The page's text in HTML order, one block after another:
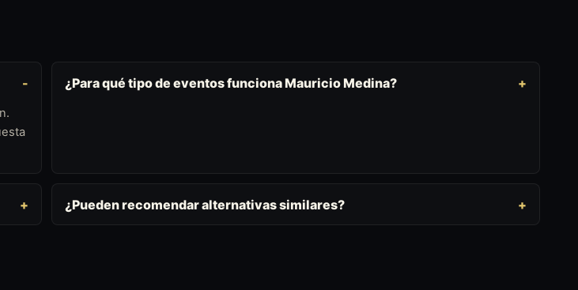
¿Para qué tipo de eventos funciona Mauricio Medina?
¿Pueden recomendar alternativas similares?